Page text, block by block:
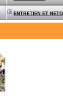
ENTRETIEN ET